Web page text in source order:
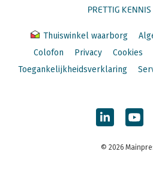
PRETTIG
Thuiswinkel waarborg
Colofon
Privacy Cookies
Toegankelijkheidsverklaring
© 2026